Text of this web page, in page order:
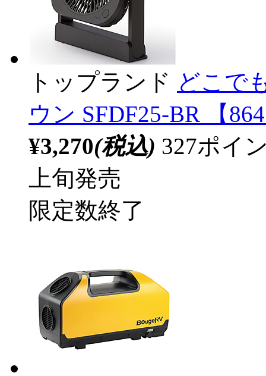
トップランド どこで
ウン SFDF25-BR 【
¥3,270(税込) 327ポイ
上旬発売
限定数終了